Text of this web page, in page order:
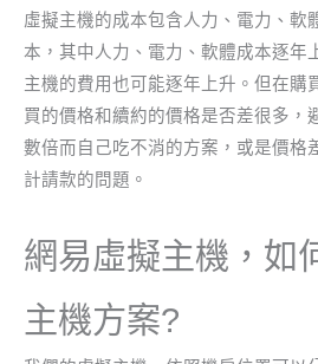
虛擬主機的成本包含人力、電力、軟
本，其中人力、電力、軟體成本逐年
主機的費用也可能逐年上升。但在購
買的價格和續約的價格是否差很多，
數倍而自己吃不消的方案，或是價格
計請款的問題。
網易虛擬主機，如
主機方案?